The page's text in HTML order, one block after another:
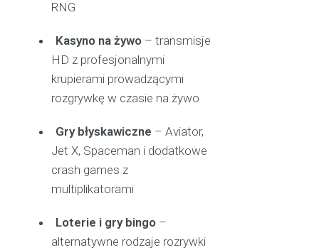
RNG
Kasyno na żywo – transmisje
HD z profesjonalnymi
krupierami prowadzącymi
rozgrywkę w czasie na żywo
Gry błyskawiczne – Aviator,
Jet X, Spaceman i dodatkowe
crash games z
multiplikatorami
Loterie i gry bingo –
alternatywne rodzaje rozrywki